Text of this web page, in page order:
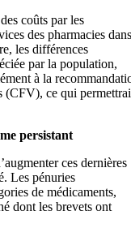
coûts par les
des pharmacies dans
les différences
par la population,
à la
(CFV), ce qui
persistant
ces dernières
Les pénuries
de médicaments,
dont les brevets ont